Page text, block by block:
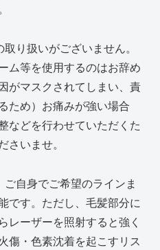
り扱いがございません。
ム等を使用するのはお辞め
がマスクされてしまい、責
ため） お痛みが強い場合
などを行わせていただくた
いませ。
ご自身でご希望のラインま
す。 ただし、毛髪部分に
レーザーを照射すると強く
傷・色素沈着を起こすリス